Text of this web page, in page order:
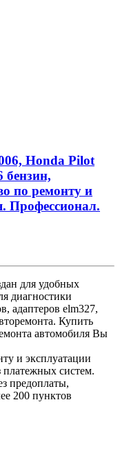
Honda Pilot
бензин,
по ремонту и
Профессионал.
для удобных
диагностики
адаптеров elm327,
Купить
автомобиля Вы
и эксплуатации
систем.
предоплаты,
200 пунктов